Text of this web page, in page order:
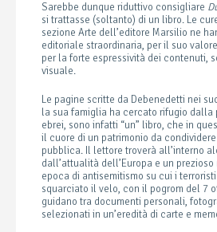
Sarebbe dunque riduttivo consigliare
si trattasse (soltanto) di un libro. Le
sezione Arte dell’editore Marsilio ne
editoriale straordinaria, per il suo
per la forte espressività dei contenuti,
visuale.
Le pagine scritte da Debenedetti nei
la sua famiglia ha cercato rifugio dalla
ebrei, sono infatti “un” libro, che in
il cuore di un patrimonio da
pubblica. Il lettore troverà all’interno
dall’attualità dell’Europa e un
epoca di antisemitismo su cui i
squarciato il velo, con il pogrom del 7
guidano tra documenti personali,
selezionati in un’eredità di carte e